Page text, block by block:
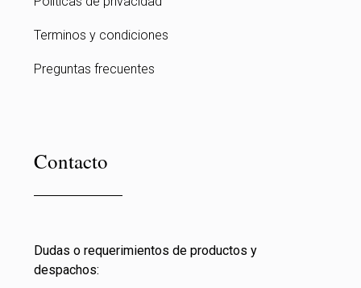
Terminos y condiciones
Preguntas frecuentes
Contacto
Dudas o requerimientos de productos y
despachos: